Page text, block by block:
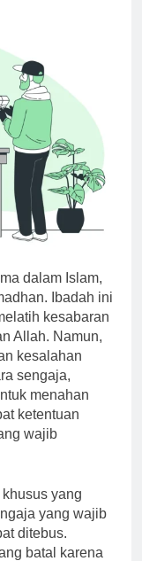
dalam Islam,
Ibadah ini
kesabaran
Allah. Namun,
kesalahan
sengaja,
menahan
ketentuan
wajib
yang
yang wajib
ditebus.
batal karena